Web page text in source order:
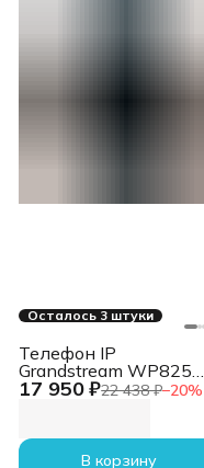
Осталось 3 штуки
17 950 ₽22 438 ₽−20%
Телефон IP
Grandstream WP825
черный
В корзину